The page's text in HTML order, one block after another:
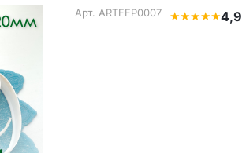
Арт. ARTFFP0007 ★★★★★4,9